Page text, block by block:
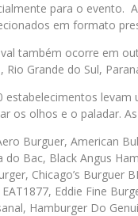
para o evento.
em formato
também ocorre em
Rio Grande do Sul,
estabelecimentos
os olhos e o paladar.
Burguer, American
do Bac, Black Angus
Chicago’s Burguer
Eddie Fine
Hamburger Do